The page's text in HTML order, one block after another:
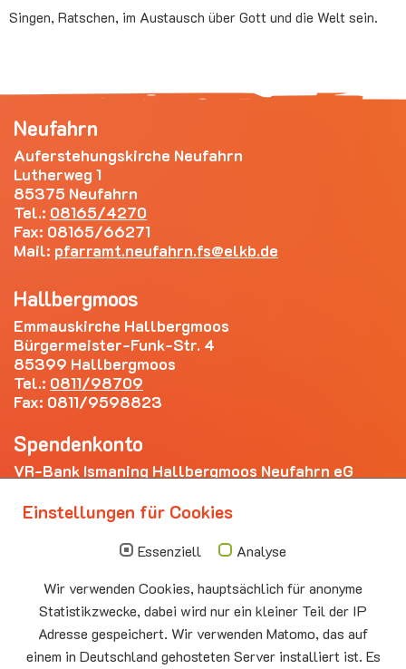
Singen, Ratschen, im Austausch über Gott und die Welt sein.
Neufahrn
Auferstehungskirche Neufahrn
Lutherweg 1
85375 Neufahrn
Tel.: 08165/4270
Fax: 08165/66271
Mail: pfarramt.neufahrn.fs elkb.de
Hallbergmoos
Emmauskirche Hallbergmoos
Bürgermeister-Funk-Str. 4
85399 Hallbergmoos
Tel.: 0811/98709
Fax: 0811/9598823
Spendenkonto
VR-Bank Ismaning Hallbergmoos Neufahrn eG
Die nächsten Termine
10.00 - 11.00
Auferstehungskirche Neufahrn
Montag
15.00 - 17.00
10.08
Senioren-Spieletreff Neufahrn
Einstellungen für Cookies
Essenziell
Analyse
Wir verwenden Cookies, hauptsächlich für anonyme
Statistikzwecke, dabei wird nur ein kleiner Teil der IP
Adresse gespeichert. Wir verwenden Matomo, das auf
einem in Deutschland gehosteten Server installiert ist. Es